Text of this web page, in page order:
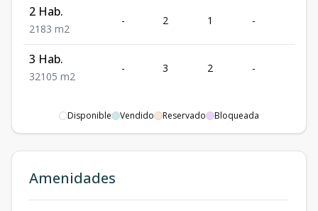
2 Hab.
21 83 m2
- 2 1 -
3 Hab.
32105 m2
- 3 2 -
Disponible Vendido Reservado Bloqueada
Amenidades